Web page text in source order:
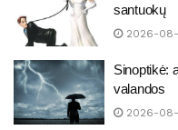
santuokų
2026-
Sinoptikė:
valandos
2026-